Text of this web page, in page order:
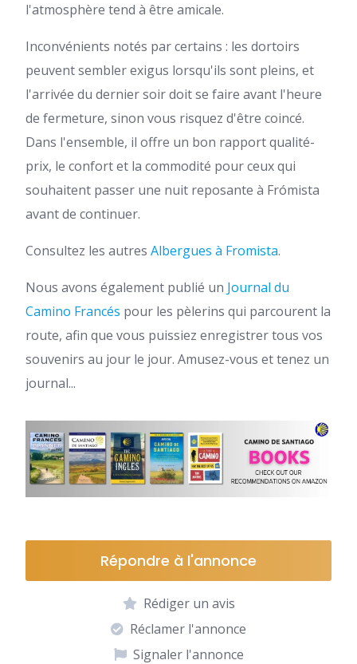
l'atmosphère tend à être amicale.
Inconvénients notés par certains : les dortoirs
peuvent sembler exigus lorsqu'ils sont pleins, et
l'arrivée du dernier soir doit se faire avant l'heure
de fermeture, sinon vous risquez d'être coincé.
Dans l'ensemble, il offre un bon rapport qualité-
prix, le confort et la commodité pour ceux qui
souhaitent passer une nuit reposante à Frómista
avant de continuer.
Consultez les autres Albergues à Fromista.
Nous avons également publié un Journal du
Camino Francés pour les pèlerins qui parcourent la
route, afin que vous puissiez enregistrer tous vos
souvenirs au jour le jour. Amusez-vous et tenez un
journal...
Répondre à l'annonce
Rédiger un avis
Réclamer l'annonce
Signaler l'annonce